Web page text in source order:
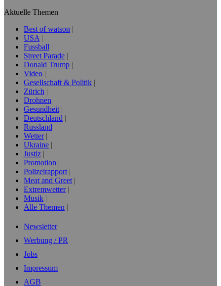
Aktuelle Themen
Best of watson
USA
Fussball
Street Parade
Donald Trump
Video
Gesellschaft & Politik
Zürich
Drohnen
Gesundheit
Deutschland
Russland
Wetter
Ukraine
Justiz
Promotion
Polizeirapport
Meat and Greet
Extremwetter
Musik
Alle Themen
Newsletter
Werbung / PR
Jobs
Impressum
AGB